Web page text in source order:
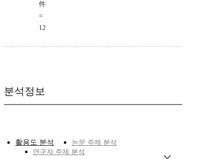
件
=
12
분석정보
활용도 분석
논문 주제 분석
연구자 주제 분석